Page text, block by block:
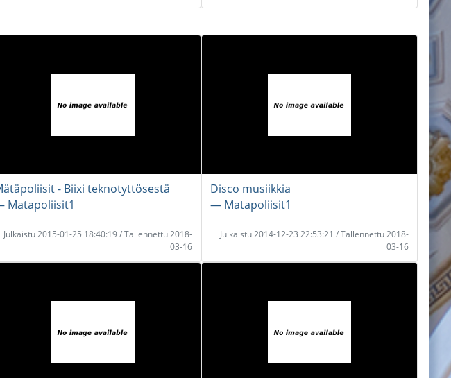
- Biixi teknotyttösestä
Matapoliisit1
Julkaistu 2015-01-25 18:40:19 / Tallennettu 2018-
03-16
Disco musiikkia
― Matapoliisit1
Julkaistu 2014-12-23 22:53:21 / Tallennettu 2018-
03-16